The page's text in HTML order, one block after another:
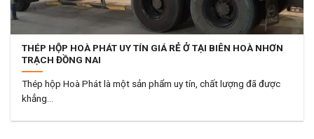
THÉP HỘP HOÀ PHÁT UY TÍN GIÁ RẺ Ở TẠI BIÊN HOÀ NHƠN
TRẠCH ĐỒNG NAI
Thép hộp Hoà Phát là một sản phẩm uy tín, chất lượng đã được
khẳng...